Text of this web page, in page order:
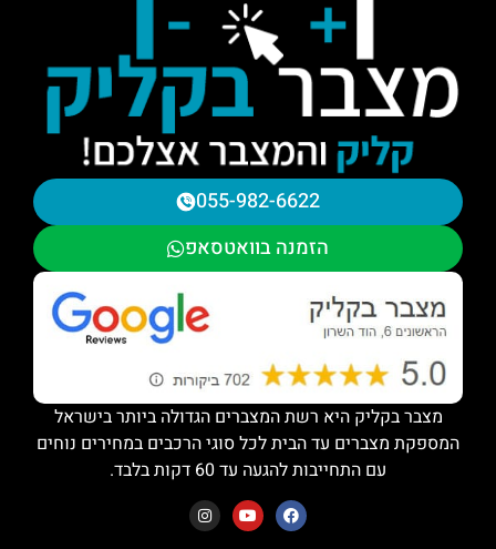
055-982-6622
הזמנה בוואטסאפ
מצבר בקליק היא רשת המצברים הגדולה ביותר בישראל
המספקת מצברים עד הבית לכל סוגי הרכבים במחירים נוחים
עם התחייבות להגעה עד 60 דקות בלבד.